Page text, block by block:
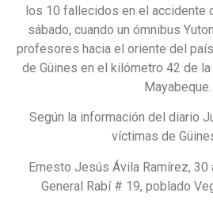
los 10 fallecidos en el accidente
sábado, cuando un ómnibus
profesores hacia el oriente del
de Güines en el kilómetro 42 de
Mayabeque.
Según la información del diario
víctimas de
Ernesto Jesús Ávila Ramírez, 30
General Rabí # 19, poblado